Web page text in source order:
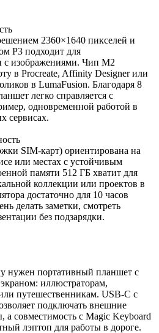
2360×1640 пикселей и
P3 подходит для
с изображениями. Чип M2
в Procreate, Affinity Designer или
в LumaFusion. Благодаря 8
легко справляется с
одновременной работой в
сервисах.
SIM-карт) ориентирована на
или местах с устойчивым
памяти 512 ГБ хватит для
коллекции или проектов в
достаточно для 10 часов
делать заметки, смотреть
без подзарядки.
нужен портативный планшет с
иллюстраторам,
путешественникам. USB-C с
подключать внешние
совместимость с Magic Keyboard
лэптоп для работы в дороге.